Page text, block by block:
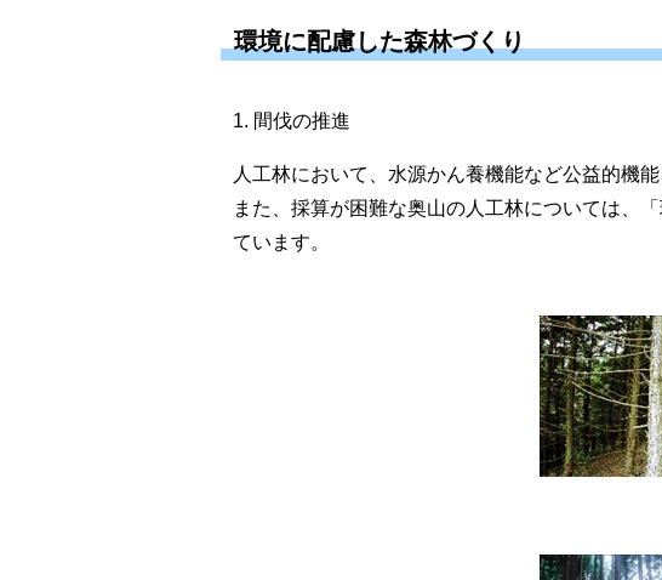
環境に配慮した森林づくり
1. 間伐の推進
人工林において、水源かん養機能など公益的機
また、採算が困難な奥山の人工林については、
ています。